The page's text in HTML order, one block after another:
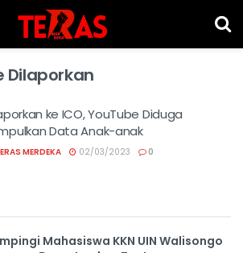
Dilaporkan
ke ICO, YouTube Diduga
Data Anak-anak
MERDEKA 02/03/2023 0
Mahasiswa KKN UIN Walisongo